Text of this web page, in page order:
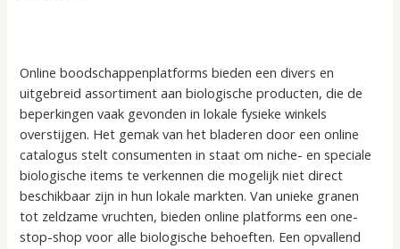
Online boodschappenplatforms bieden een divers en
uitgebreid assortiment aan biologische producten, die de
beperkingen vaak gevonden in lokale fysieke winkels
overstijgen. Het gemak van het bladeren door een online
catalogus stelt consumenten in staat om niche- en speciale
biologische items te verkennen die mogelijk niet direct
beschikbaar zijn in hun lokale markten. Van unieke granen
tot zeldzame vruchten, bieden online platforms een one-
stop-shop voor alle biologische behoeften. Een opvallend